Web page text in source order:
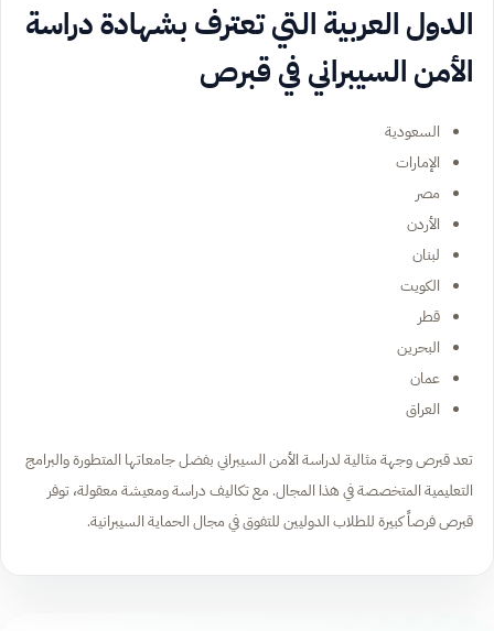
الدول العربية التي تعترف بشهادة دراسة
الأمن السيبراني في قبرص
السعودية
الإمارات
مصر
الأردن
لبنان
الكويت
قطر
البحرين
عمان
العراق
تعد قبرص وجهة مثالية لدراسة الأمن السيبراني بفضل جامعاتها المتطورة والبرامج
التعليمية المتخصصة في هذا المجال. مع تكاليف دراسة ومعيشة معقولة، توفر
قبرص فرصاً كبيرة للطلاب الدوليين للتفوق في مجال الحماية السيبرانية.